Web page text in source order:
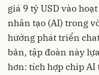
giá 9 tỷ USD vào
nhân tạo (AI) trong
hướng phát triển
bản, tập đoàn này
hơn: tích hợp chip AI